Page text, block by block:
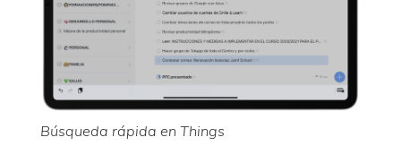
Búsqueda rápida en Things